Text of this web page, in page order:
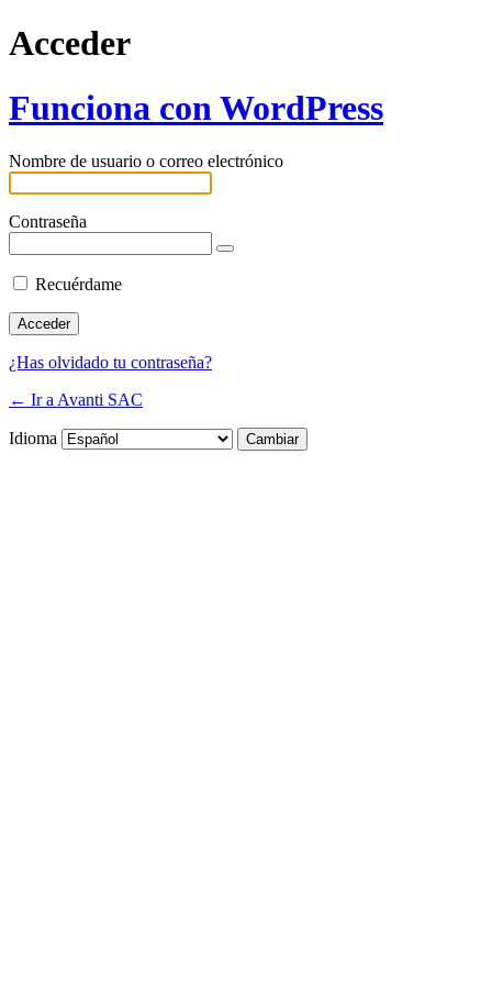
Acceder
Funciona con WordPress
Nombre de usuario o correo electrónico
Contraseña
Recuérdame
¿Has olvidado tu contraseña?
← Ir a Avanti SAC
Idioma